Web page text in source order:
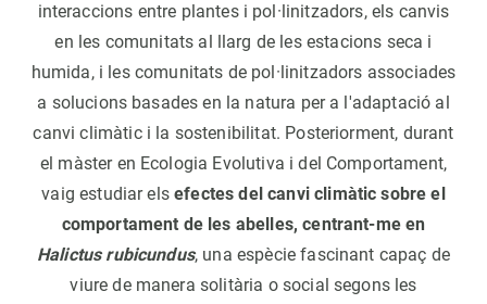
interaccions entre plantes i pol·linitzadors, els canvis
en les comunitats al llarg de les estacions seca i
humida, i les comunitats de pol·linitzadors associades
a solucions basades en la natura per a l'adaptació al
canvi climàtic i la sostenibilitat. Posteriorment, durant
el màster en Ecologia Evolutiva i del Comportament,
vaig estudiar elsefectes del canvi climàtic sobre el
comportament de les abelles, centrant-me en
Halictus rubicundus, una espècie fascinant capaç de
viure de manera solitària o social segons les